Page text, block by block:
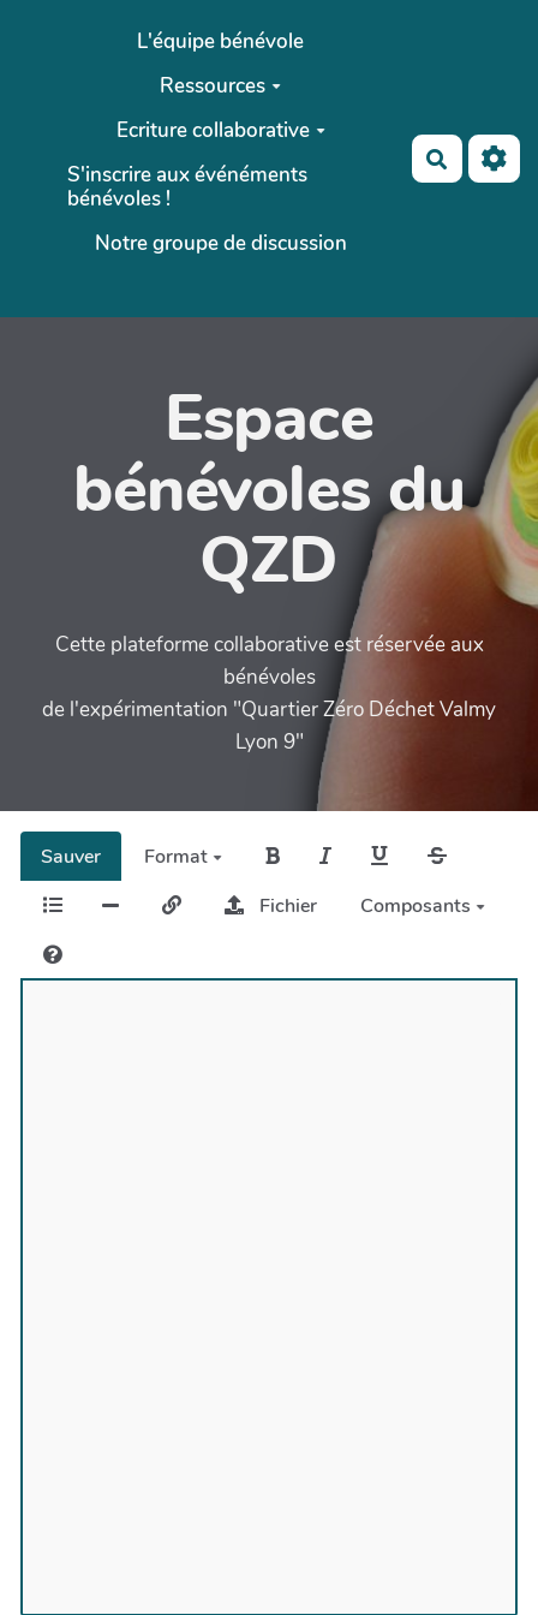
Aller au contenu principal
L'équipe bénévole
Ressources
Ecriture collaborative
S'inscrire aux événéments
bénévoles !
Notre groupe de discussion
Espace
bénévoles du
QZD
Cette plateforme collaborative est réservée aux
bénévoles
de l'expérimentation "Quartier Zéro Déchet Valmy
Lyon 9"
Sauver
Format
Fichier
Composants